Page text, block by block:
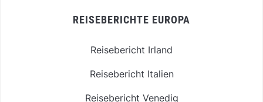
REISEBERICHTE EUROPA
Reisebericht Irland
Reisebericht Italien
Reisebericht Venedig